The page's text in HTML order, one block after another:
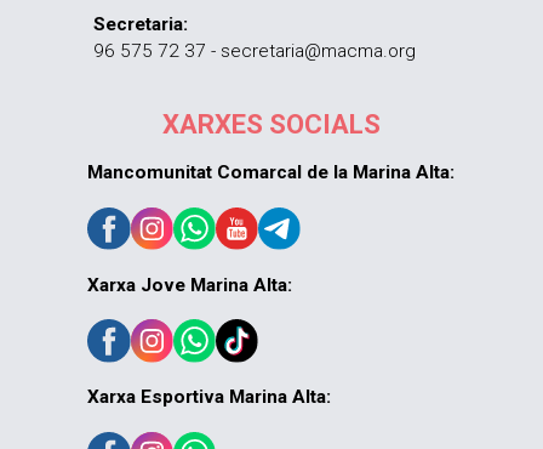
Secretaria:
96 575 72 37 - secretaria@macma.org
XARXES SOCIALS
Mancomunitat Comarcal de la Marina Alta:
Xarxa Jove Marina Alta:
Xarxa Esportiva Marina Alta: